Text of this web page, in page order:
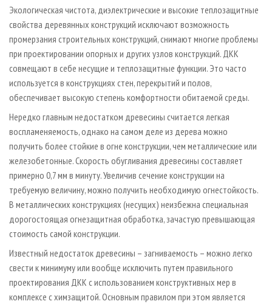
Экологическая чистота, диэлектрические и высокие теплозащитные
свойства деревянных конструкций исключают возможность
промерзания строительных конструкций, снимают многие проблемы
при проектировании опорных и других узлов конструкций. ДКК
совмещают в себе несущие и теплозащитные функции. Это часто
используется в конструкциях стен, перекрытий и полов,
обеспечивает высокую степень комфортности обитаемой среды.
Нередко главным недостатком древесины считается легкая
воспламеняемость, однако на самом деле из дерева можно
получить более стойкие в огне конструкции, чем металлические или
железобетонные. Скорость обугливания древесины составляет
примерно 0,7 мм в минуту. Увеличив сечение конструкции на
требуемую величину, можно получить необходимую огнестойкость.
В металлических конструкциях (несущих) неизбежна специальная
дорогостоящая огнезащитная обработка, зачастую превышающая
стоимость самой конструкции.
Известный недостаток древесины – загниваемость – можно легко
свести к минимуму или вообще исключить путем правильного
проектирования ДКК с использованием конструктивных мер в
комплексе с химзащитой. Основным правилом при этом является